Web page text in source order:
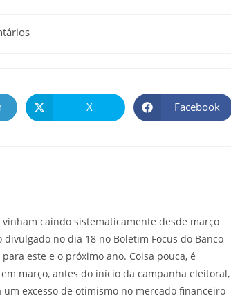
X Facebook
caindo sistematicamente desde março
no dia 18 no Boletim Focus do Banco
este e o próximo ano. Coisa pouca, é
março, antes do início da campanha eleitoral,
excesso de otimismo no mercado financeiro